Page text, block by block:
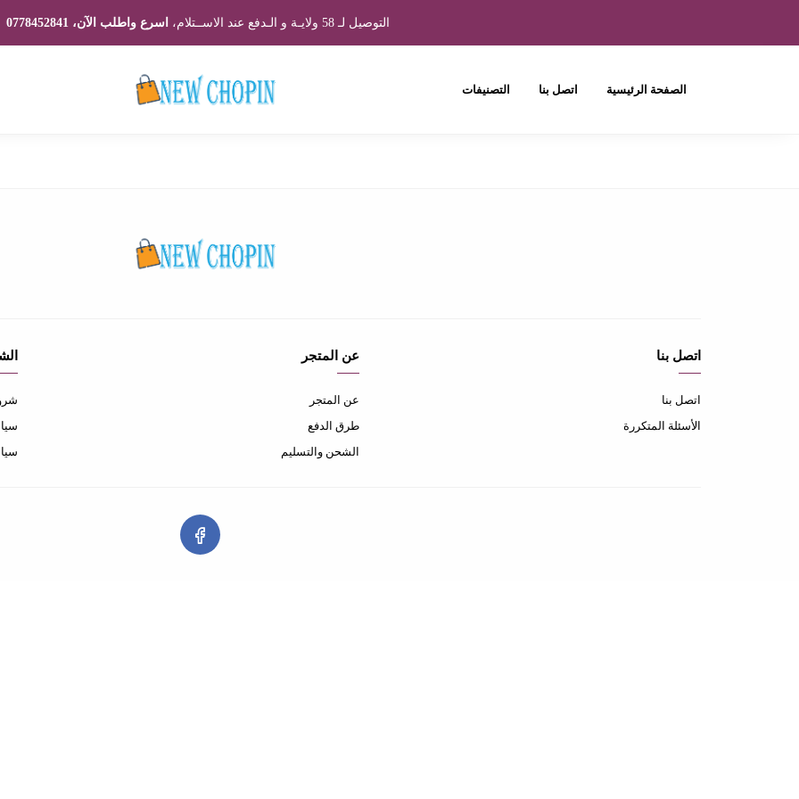
التوصيل لـ 58 ولايـة و الـدفع عند الاســتلام، اسرع واطلب الآن، 0778452841
الصفحة الرئيسية اتصل بنا التصنيفات
اتصل بنا
اتصل بنا
الأسئلة المتكررة
عن المتجر
عن المتجر
طرق الدفع
الشحن والتسليم